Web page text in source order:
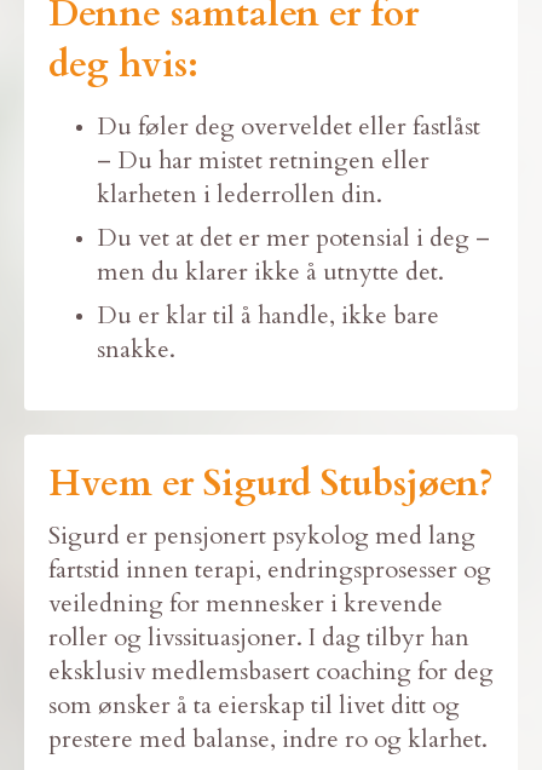
Denne samtalen er for
deghvis:
Du føler deg overveldet eller fastlåst
– Du har mistet retningen eller
klarheten i lederrollen din.
Du vet at det er mer potensial i deg –
men du klarer ikke å utnytte det.
Du er klar til å handle, ikke bare
snakke.
Hvem er Sigurd Stubsjøen?
Sigurd er pensjonert psykolog med lang
fartstid innen terapi, endringsprosesser og
veiledning for mennesker i krevende
roller og livssituasjoner. I dag tilbyr han
eksklusiv medlemsbasert coaching for deg
som ønsker å ta eierskap til livet ditt og
prestere med balanse, indre ro og klarhet.